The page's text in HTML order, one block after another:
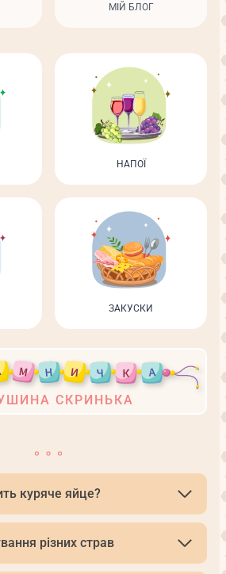
МІЙ БЛОГ
НАПОЇ
ЗАКУСКИ
СКРИНЬКА
куряче яйце?
різних страв